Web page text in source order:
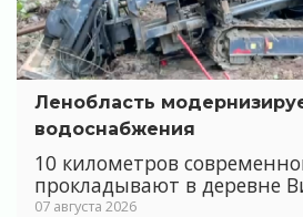
Ленобласть
водоснабжения
10 километров
прокладывают в деревне
07 августа 2026